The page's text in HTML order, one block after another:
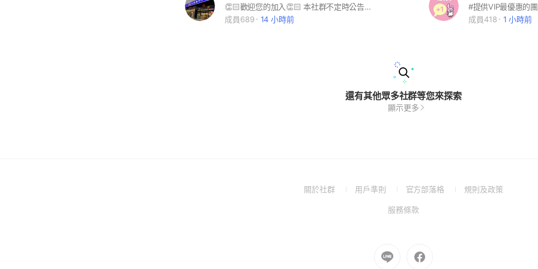
👏🏻歡迎您的加入👏🏻 本社群不定時公告特價活動 以及本店才有的限時優惠😍
成員689
14 小時前
#提供VIP最優惠的
成員418
1 小時前
還有其他眾多社群等您來探索
顯示更多
關於社群
(Open用戶準則
(Open
a
官方部落格
(Open規則及政策(Open
服務條款(Open
window)
Go
to
Go
to